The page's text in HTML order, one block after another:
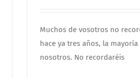
Muchos de vosotros no
hace ya tres años, la
nosotros. No recordaréis